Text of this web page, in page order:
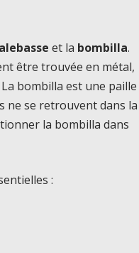
et la bombilla.
être trouvée en métal,
bombilla est une paille
ne se retrouvent dans la
la bombilla dans
: